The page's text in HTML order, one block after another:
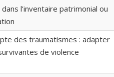
l’inventaire patrimonial ou
des traumatismes : adapter
de violence